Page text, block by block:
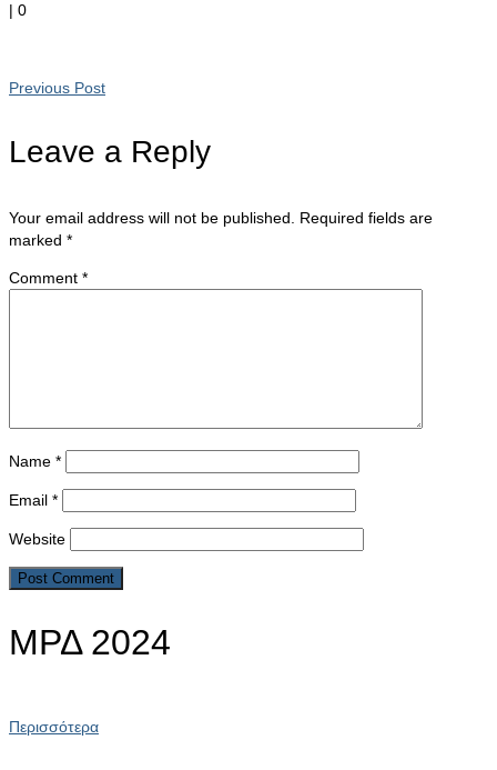
| 0
Previous Post
Leave a Reply
Your email address will not be published.
Required fields are
marked *
Comment *
Name *
Email *
Website
ΜΡΔ 2024
Περισσότερα